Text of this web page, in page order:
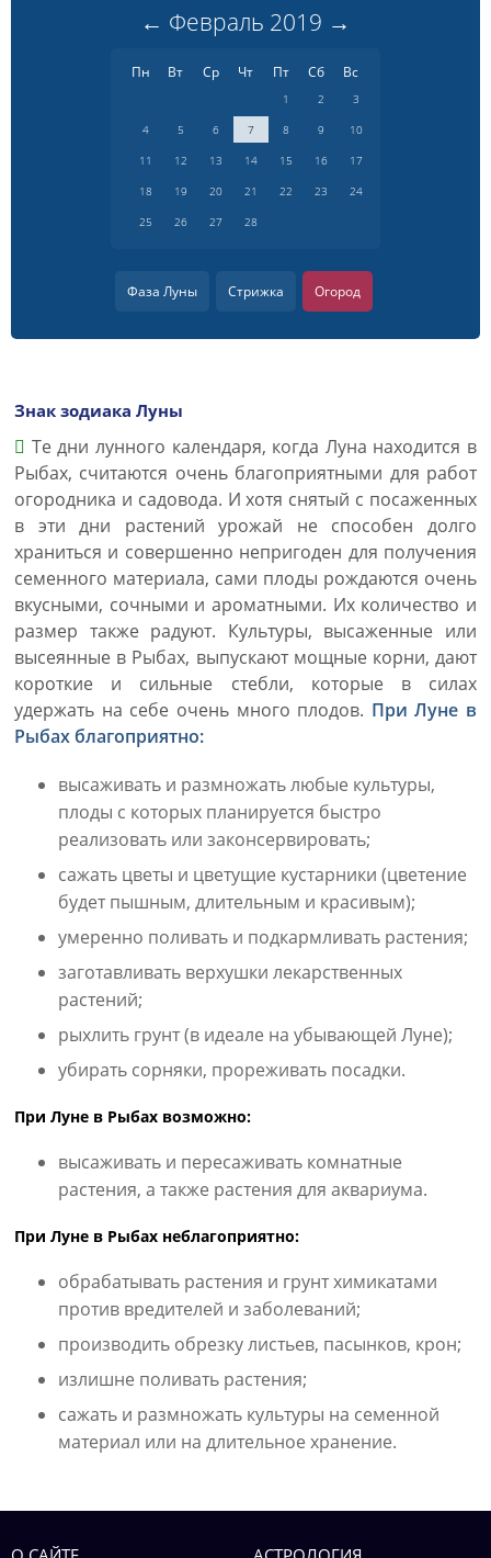
← Февраль 2019 →
Пн Вт Ср Чт Пт Сб Вс
1 2
3
4
5 6 7 8 9
10
11
12 13 14 15 16
17
18
19 20 21 22 23
24
25
26 27 28
Фаза Луны Стрижка Огород
Знак зодиака Луны
Те дни лунного календаря, когда Луна находится в
Рыбах, считаются очень благоприятными для работ
огородника и садовода. И хотя снятый с посаженных
в эти дни растений урожай не способен долго
храниться и совершенно непригоден для получения
семенного материала, сами плоды рождаются очень
вкусными, сочными и ароматными. Их количество и
размер также радуют. Культуры, высаженные или
высеянные в Рыбах, выпускают мощные корни, дают
короткие и сильные стебли, которые в силах
удержать на себе очень много плодов. При Луне в
Рыбах благоприятно:
высаживать и размножать любые культуры,
плоды с которых планируется быстро
реализовать или законсервировать;
сажать цветы и цветущие кустарники (цветение
будет пышным, длительным и красивым);
умеренно поливать и подкармливать растения;
заготавливать верхушки лекарственных
растений;
рыхлить грунт (в идеале на убывающей Луне);
убирать сорняки, прореживать посадки.
При Луне в Рыбах возможно:
высаживать и пересаживать комнатные
растения, а также растения для аквариума.
При Луне в Рыбах неблагоприятно:
обрабатывать растения и грунт химикатами
против вредителей и заболеваний;
производить обрезку листьев, пасынков, крон;
излишне поливать растения;
сажать и размножать культуры на семенной
материал или на длительное хранение.